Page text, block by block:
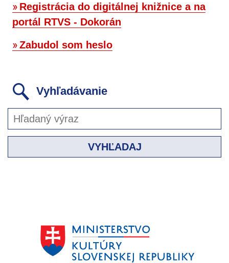
Registrácia do digitálnej knižnice a na
portál RTVS - Dokorán
Zabudol som heslo
Vyhľadávanie
VYHĽADAJ